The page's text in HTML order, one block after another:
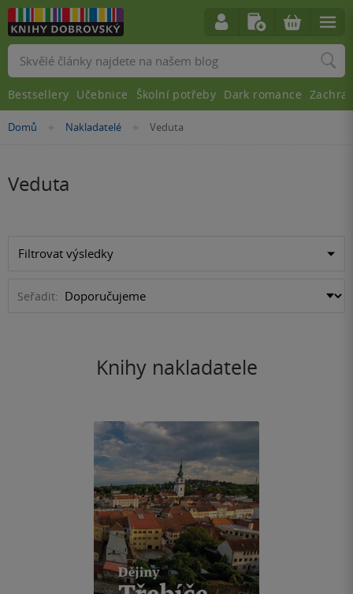
Nacházíte
Domů »
Nakladatelé »
Veduta
Veduta
Filtrovat výsledky
Seřadit:
Knihy nakladatele
Vyhledávání
Bestsellery Učebnice Školní potřeby Dark romance